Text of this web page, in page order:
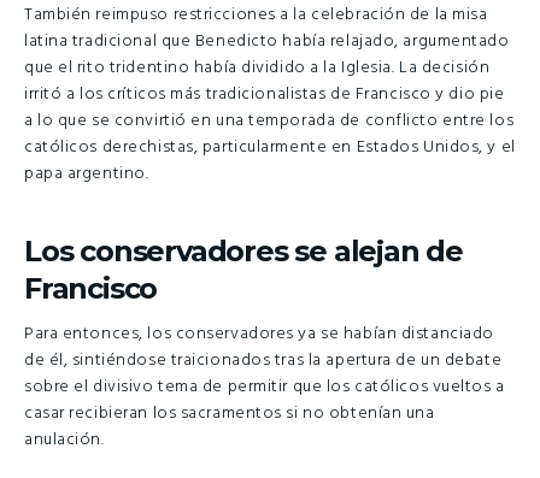
También reimpuso restricciones a la celebración de la misa
latina tradicional que Benedicto había relajado, argumentado
que el rito tridentino había dividido a la Iglesia. La decisión
irritó a los críticos más tradicionalistas de Francisco y dio pie
a lo que se convirtió en una temporada de conflicto entre los
católicos derechistas, particularmente en Estados Unidos, y el
papa argentino.
Los conservadores se alejan de
Francisco
Para entonces, los conservadores ya se habían distanciado
de él, sintiéndose traicionados tras la apertura de un debate
sobre el divisivo tema de permitir que los católicos vueltos a
casar recibieran los sacramentos si no obtenían una
anulación.